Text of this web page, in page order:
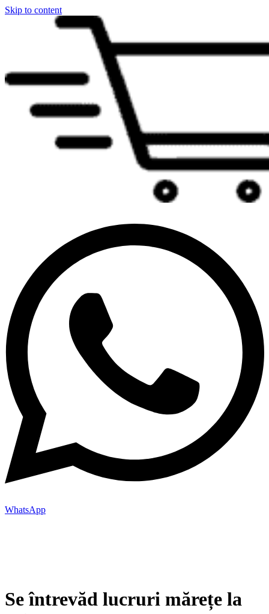
Skip to content
WhatsApp
Se întrevăd lucruri mărețe la